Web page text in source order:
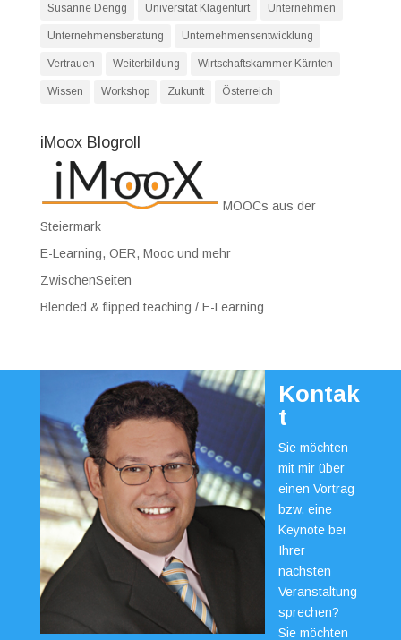
Susanne Dengg Universität Klagenfurt Unternehmen
Unternehmensberatung Unternehmensentwicklung
Vertrauen Weiterbildung Wirtschaftskammer Kärnten
Wissen Workshop Zukunft Österreich
iMoox Blogroll
MOOCs aus der
Steiermark
E-Learning, OER, Mooc und mehr
ZwischenSeiten
Blended & flipped teaching / E-Learning
Kontak
t
Sie möchten
mit mir über
einen Vortrag
bzw. eine
Keynote bei
Ihrer
nächsten
Veranstaltung
sprechen?
Sie möchten